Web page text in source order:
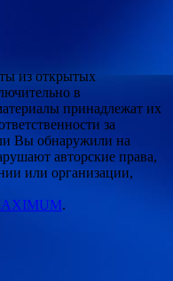
из открытых
в
принадлежат их
за
Вы обнаружили на
авторские права,
или организации,
.